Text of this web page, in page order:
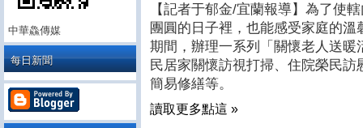
【記者于郁金/宜蘭報導】為了使
團圓的日子裡，也能感受家庭的
期間，辦理一系列「關懷老人送
民居家關懷訪視打掃、住院榮民
簡易修繕等。
讀取更多點這 »
中華鱻傳媒
每日新聞